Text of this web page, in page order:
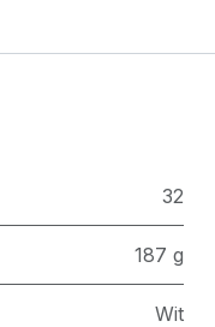
32
187 g
Wit